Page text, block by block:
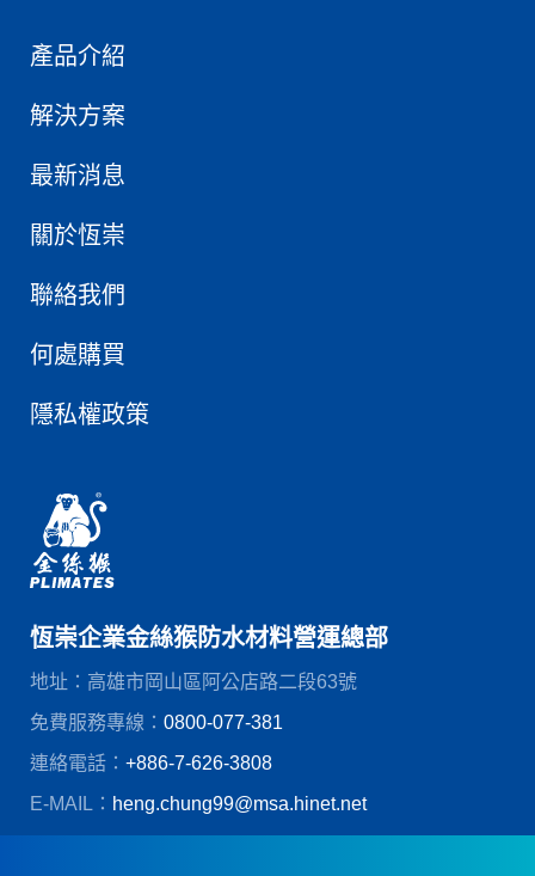
產品介紹
解決方案
最新消息
關於恆崇
聯絡我們
何處購買
隱私權政策
恆崇企業金絲猴防水材料營運總部
地址：高雄市岡山區阿公店路二段63號
免費服務專線： 0800-077-381
連絡電話： +886-7-626-3808
E-MAIL： heng.chung99@msa.hinet.net